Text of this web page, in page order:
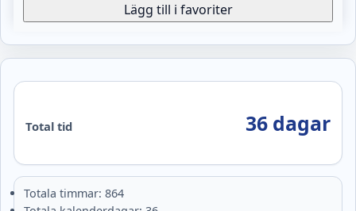
Lägg till i favoriter
Total tid 36 dagar
Totala timmar: 864